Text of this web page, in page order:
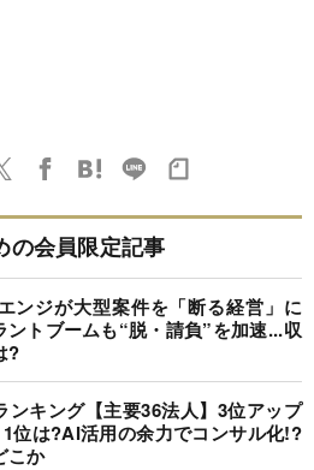
の会員限定記事
ンジが大型案件を「断る経営」に
トブームも“脱・請負”を加速...収
?
ンキング【主要36法人】3位アップ
位は?AI活用の余力でコンサル化!?
こか